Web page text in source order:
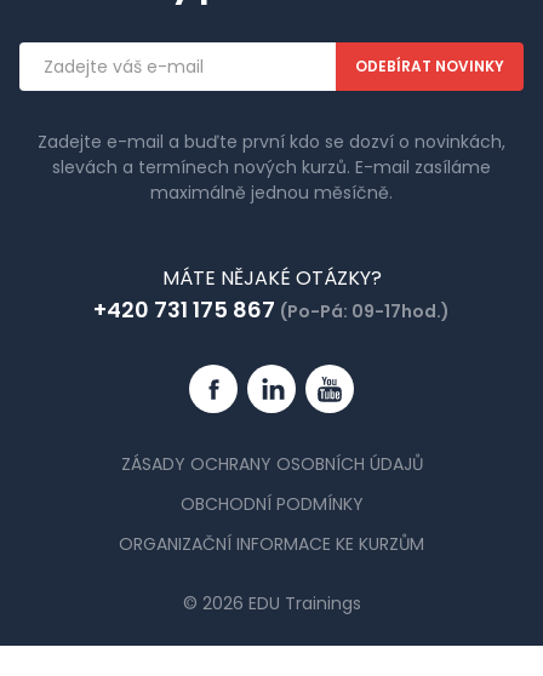
Emailová
adresa
Zadejte e-mail a buďte první kdo se dozví o novinkách,
slevách a termínech nových kurzů. E-mail zasíláme
maximálně jednou měsíčně.
MÁTE NĚJAKÉ OTÁZKY?
+420 731 175 867 (Po-Pá: 09-17hod.)
FacebookLinkedinYouTube
ZÁSADY OCHRANY OSOBNÍCH ÚDAJŮ
OBCHODNÍ PODMÍNKY
ORGANIZAČNÍ INFORMACE KE KURZŮM
© 2026 EDU Trainings